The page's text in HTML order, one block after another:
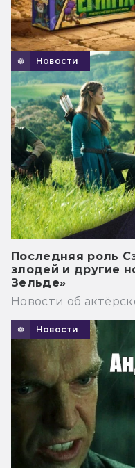
Новости
Последняя роль
злодей и другие
Зельде»
Новости об
Новости